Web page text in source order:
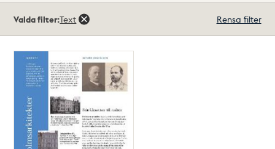
träffar
Valda filter:Text Rensa filter